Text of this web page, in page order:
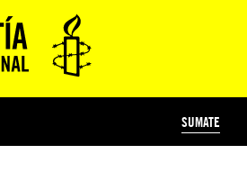
SUMATE